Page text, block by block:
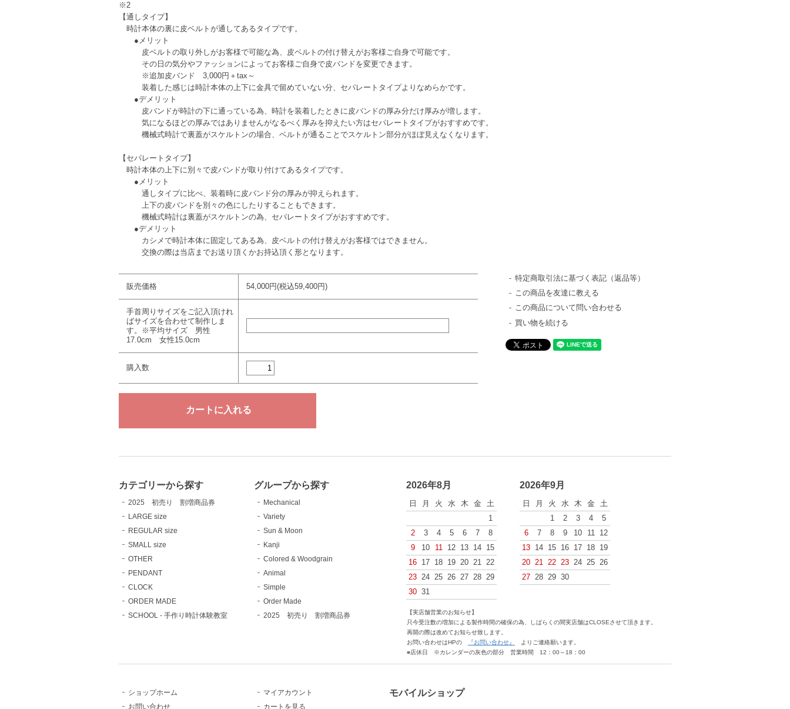
※2
【通しタイプ】
時計本体の裏に皮ベルトが通してあるタイプです。
●メリット
皮ベルトの取り外しがお客様で可能な為、皮ベルトの付け替えがお客様ご自身で可能です。
その日の気分やファッションによってお客様ご自身で皮バンドを変更できます。
※追加皮バンド 3,000円＋tax～
装着した感じは時計本体の上下に金具で留めていない分、セパレートタイプよりなめらかです。
●デメリット
皮バンドが時計の下に通っている為、時計を装着したときに皮バンドの厚み分だけ厚みが増します。
気になるほどの厚みではありませんがなるべく厚みを抑えたい方はセパレートタイプがおすすめです。
機械式時計で裏蓋がスケルトンの場合、ベルトが通ることでスケルトン部分がほぼ見えなくなります。
【セパレートタイプ】
時計本体の上下に別々で皮バンドが取り付けてあるタイプです。
●メリット
通しタイプに比べ、装着時に皮バンド分の厚みが抑えられます。
上下の皮バンドを別々の色にしたりすることもできます。
機械式時計は裏蓋がスケルトンの為、セパレートタイプがおすすめです。
●デメリット
カシメで時計本体に固定してある為、皮ベルトの付け替えがお客様ではできません。
交換の際は当店までお送り頂くかお持込頂く形となります。
販売価格 54,000円(税込59,400円)
手首周りサイズをご記入頂けれ
ばサイズを合わせて制作しま
す。※平均サイズ 男性
17.0cm 女性15.0cm
購入数
特定商取引法に基づく表記（返品等）
この商品を友達に教える
この商品について問い合わせる
買い物を続ける
カテゴリーから探す
2025 初売り 割増商品券
LARGE size
REGULAR size
SMALL size
OTHER
PENDANT
CLOCK
ORDER MADE
SCHOOL - 手作り時計体験教室
2026年8月
日 月 火 水 木 金
土
1
2
3 4 5 6 7
8
9
10 11 12 13 14 15
16 17 18 19 20 21
22
23 24 25 26 27 28 29
30 31
2026年9月
日 月 火 水 木 金
土
1
2 3 4
5
6
7 8 9 10 11
12
13 14 15 16 17 18 19
20 21 22 23 24 25 26
27 28 29 30
【実店舗営業のお知らせ】
只今受注数の増加による製作時間の確保の為、しばらくの間実店舗はCLOSEさせて頂きます。
再開の際は改めてお知らせ致します。
お問い合わせはHPの
『お問い合わせ』
よりご連絡願います。
■店休日 ※カレンダーの灰色の部分 営業時間 12：00～18：00
グループから探す
Mechanical
Variety
Sun & Moon
Kanji
Colored & Woodgrain
Animal
Simple
Order Made
2025 初売り 割増商品券
ショップホーム
お問い合わせ
マイアカウント
カートを見る
モバイルショップ